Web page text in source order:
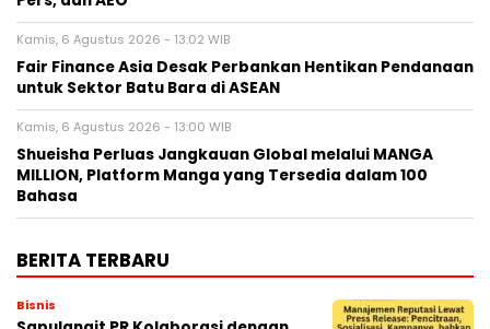
Kamis, 6 Agustus 2026 - 13:02 WIB
Fair Finance Asia Desak Perbankan Hentikan Pendanaan
untuk Sektor Batu Bara di ASEAN
Kamis, 6 Agustus 2026 - 13:00 WIB
Shueisha Perluas Jangkauan Global melalui MANGA
MILLION, Platform Manga yang Tersedia dalam 100
Bahasa
BERITA TERBARU
Bisnis